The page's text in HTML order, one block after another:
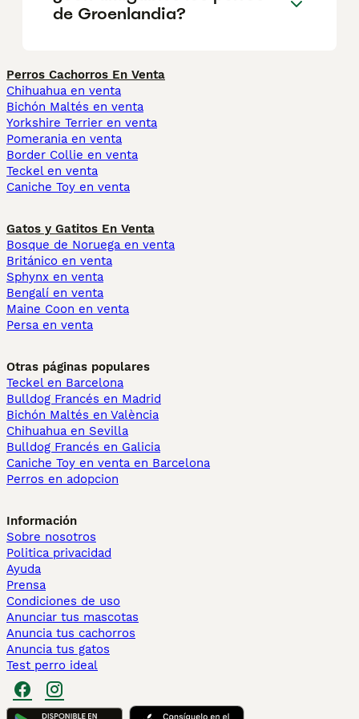
de Groenlandia?
Perros Cachorros En Venta
Chihuahua en venta
Bichón Maltés en venta
Yorkshire Terrier en venta
Pomerania en venta
Border Collie en venta
Teckel en venta
Caniche Toy en venta
Gatos y Gatitos En Venta
Bosque de Noruega en venta
Británico en venta
Sphynx en venta
Bengalí en venta
Maine Coon en venta
Persa en venta
Otras páginas populares
Teckel en Barcelona
Bulldog Francés en Madrid
Bichón Maltés en València
Chihuahua en Sevilla
Bulldog Francés en Galicia
Caniche Toy en venta en Barcelona
Perros en adopcion
Información
Sobre nosotros
Politica privacidad
Ayuda
Prensa
Condiciones de uso
Anunciar tus mascotas
Anuncia tus cachorros
Anuncia tus gatos
Test perro ideal